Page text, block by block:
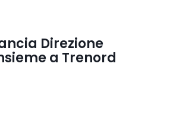
Direzione
a Trenord